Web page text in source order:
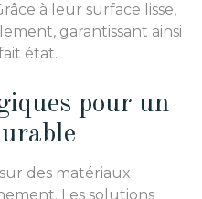
à leur surface lisse,
garantissant ainsi
état.
pour un
des matériaux
Les solutions